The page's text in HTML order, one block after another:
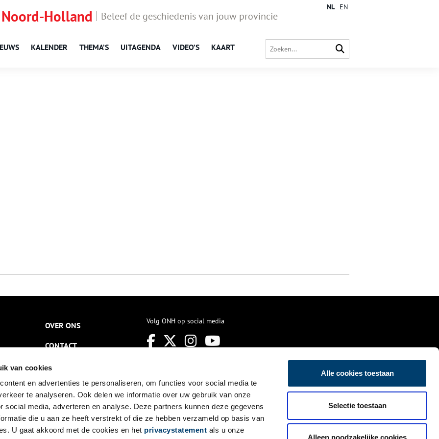
van cookies
en advertenties te personaliseren, om functies voor social media te
te analyseren. Ook delen we informatie over uw gebruik van onze
social media, adverteren en analyse. Deze partners kunnen deze gegevens
die u aan ze heeft verstrekt of die ze hebben verzameld op basis van
U gaat akkoord met de cookies en het privacystatement als u onze
Alle cookies toestaan
Selectie toestaan
Alleen noodzakelijke cookies
Holland Beleef de geschiedenis van jouw provincie
KALENDER THEMA’S UITAGENDA VIDEO’S KAART
NL EN
OVER ONS
CONTACT
NIEUWSBRIEF
DISCLAIMER
PRIVACY
TOEGANKELIJKHEID
Volg ONH op social media